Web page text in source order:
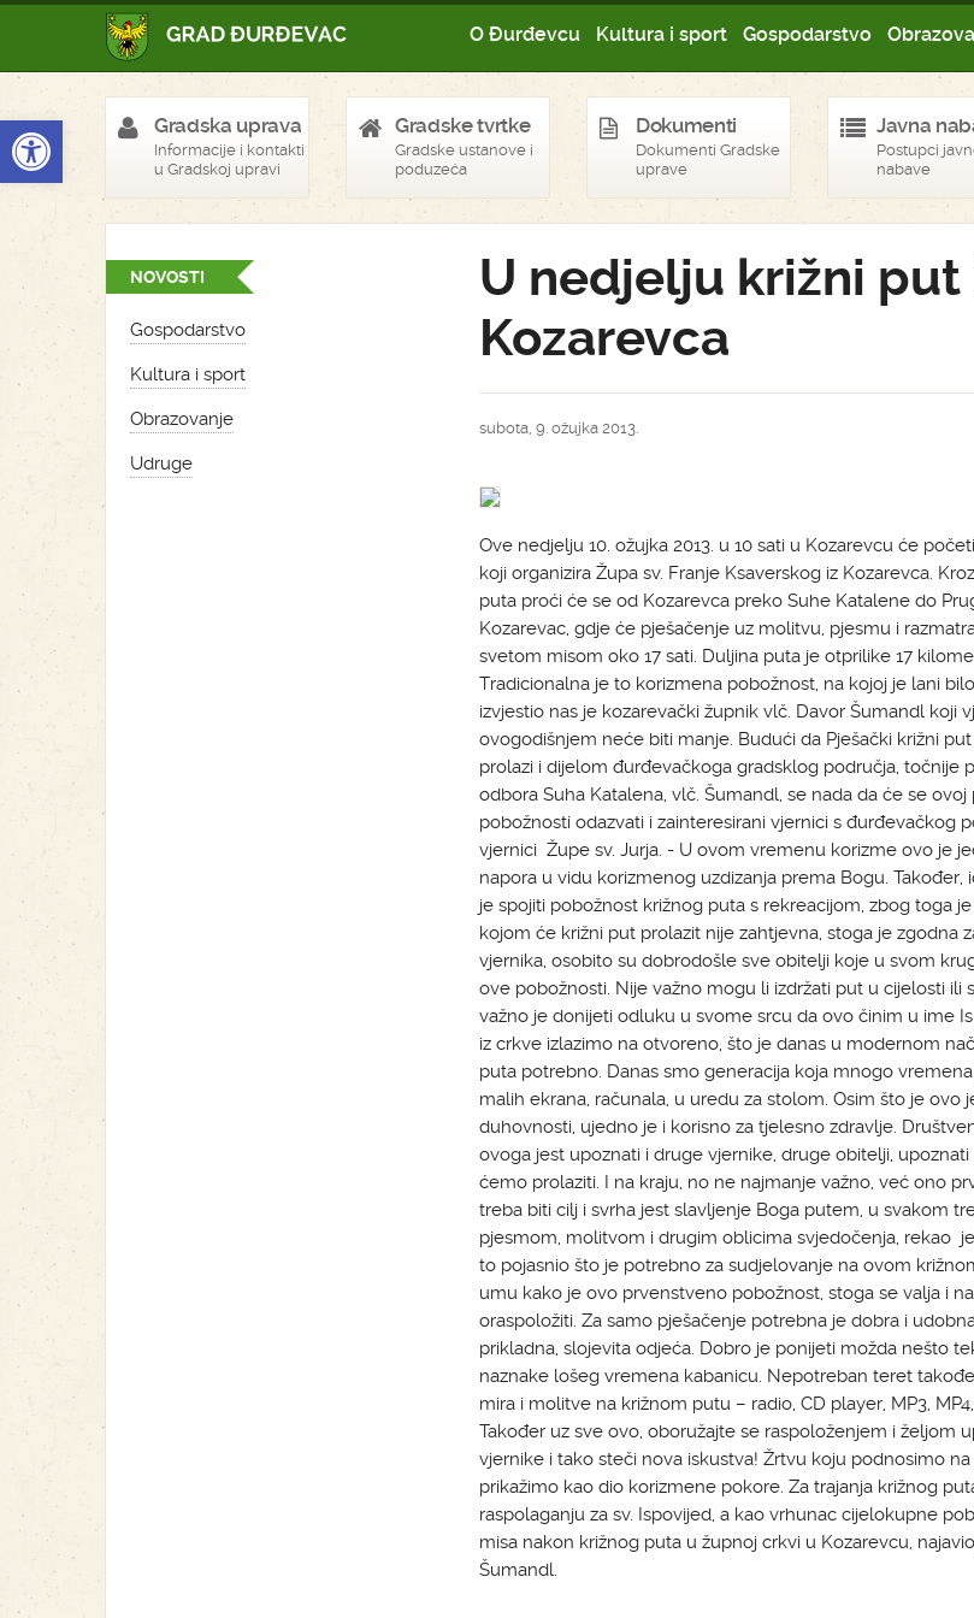
Open toolbar
O Đurđevcu Kultura i sport Gospodarstvo
Gradska uprava
Informacije i kontakti
u Gradskoj upravi
Gradske tvrtke
Gradske ustanove i
poduzeća
Dokumenti
Dokumenti Gradske
uprave
Javna
Postupci
nabave
NOVOSTI
Gospodarstvo
Kultura i sport
Obrazovanje
Udruge
U nedjelju križni put
Kozarevca
subota, 9. ožujka 2013.
Ove nedjelju 10. ožujka 2013. u 10 sati u Kozarevcu će
koji organizira Župa sv. Franje Ksaverskog iz Kozarevca.
puta proći će se od Kozarevca preko Suhe Katalene do
Kozarevac, gdje će pješačenje uz molitvu, pjesmu i
svetom misom oko 17 sati. Duljina puta je otprilike 17
Tradicionalna je to korizmena pobožnost, na kojoj je lani
izvjestio nas je kozarevački župnik vlč. Davor Šumandl koji
ovogodišnjem neće biti manje. Budući da Pješački križni
prolazi i dijelom đurđevačkoga gradsklog područja, točnije
odbora Suha Katalena, vlč. Šumandl, se nada da će se ovoj
pobožnosti odazvati i zainteresirani vjernici s đurđevačkog
vjernici Župe sv. Jurja. - U ovom vremenu korizme ovo je
napora u vidu korizmenog uzdizanja prema Bogu. Također,
je spojiti pobožnost križnog puta s rekreacijom, zbog toga
kojom će križni put prolazit nije zahtjevna, stoga je zgodna
vjernika, osobito su dobrodošle sve obitelji koje u svom
ove pobožnosti. Nije važno mogu li izdržati put u cijelosti ili
važno je donijeti odluku u svome srcu da ovo činim u ime
iz crkve izlazimo na otvoreno, što je danas u modernom
puta potrebno. Danas smo generacija koja mnogo
malih ekrana, računala, u uredu za stolom. Osim što je ovo
duhovnosti, ujedno je i korisno za tjelesno zdravlje.
ovoga jest upoznati i druge vjernike, druge obitelji, upoznati
ćemo prolaziti. I na kraju, no ne najmanje važno, već ono
treba biti cilj i svrha jest slavljenje Boga putem, u svakom
pjesmom, molitvom i drugim oblicima svjedočenja, rekao
to pojasnio što je potrebno za sudjelovanje na ovom
umu kako je ovo prvenstveno pobožnost, stoga se valja i
oraspoložiti. Za samo pješačenje potrebna je dobra i
prikladna, slojevita odjeća. Dobro je ponijeti možda nešto
naznake lošeg vremena kabanicu. Nepotreban teret
mira i molitve na križnom putu – radio, CD player, MP3,
Također uz sve ovo, oboružajte se raspoloženjem i željom
vjernike i tako steči nova iskustva! Žrtvu koju podnosimo
prikažimo kao dio korizmene pokore. Za trajanja križnog
raspolaganju za sv. Ispovijed, a kao vrhunac cijelokupne
misa nakon križnog puta u župnoj crkvi u Kozarevcu,
Šumandl.